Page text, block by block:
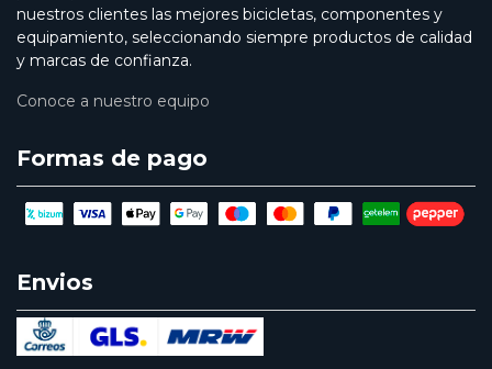
nuestros clientes las mejores bicicletas, componentes y
equipamiento, seleccionando siempre productos de calidad
y marcas de confianza.
Conoce a nuestro equipo
Formas de pago
Envios